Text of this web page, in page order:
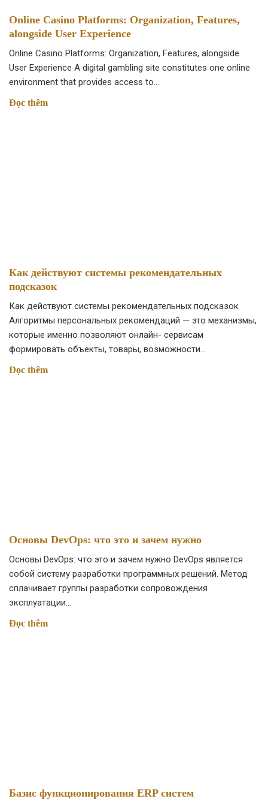
Online Casino Platforms: Organization, Features,
alongside User Experience
Online Casino Platforms: Organization, Features, alongside
User Experience A digital gambling site constitutes one online
environment that provides access to…
Đọc thêm
Как действуют системы рекомендательных
подсказок
Как действуют системы рекомендательных подсказок
Алгоритмы персональных рекомендаций — это механизмы,
которые именно позволяют онлайн- сервисам
формировать объекты, товары, возможности…
Đọc thêm
Основы DevOps: что это и зачем нужно
Основы DevOps: что это и зачем нужно DevOps является
собой систему разработки программных решений. Метод
сплачивает группы разработки сопровождения
эксплуатации…
Đọc thêm
Базис функционирования ERP систем